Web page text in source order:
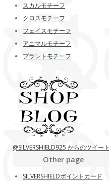
スカルモチーフ
クロスモチーフ
フェイスモチーフ
アニマルモチーフ
プラントモチーフ
@SILVERSHIELD925 からのツイート
Other page
SILVERSHIELDポイントカード